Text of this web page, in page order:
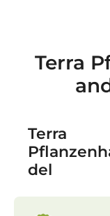
Terra
Terra
del